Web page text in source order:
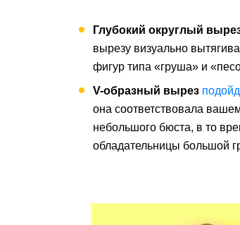
Глубокий округлый
вырезу визуально
фигур типа «груша» и
V-образный вырез
она соответствовала
небольшого бюста, в то
обладательницы большой